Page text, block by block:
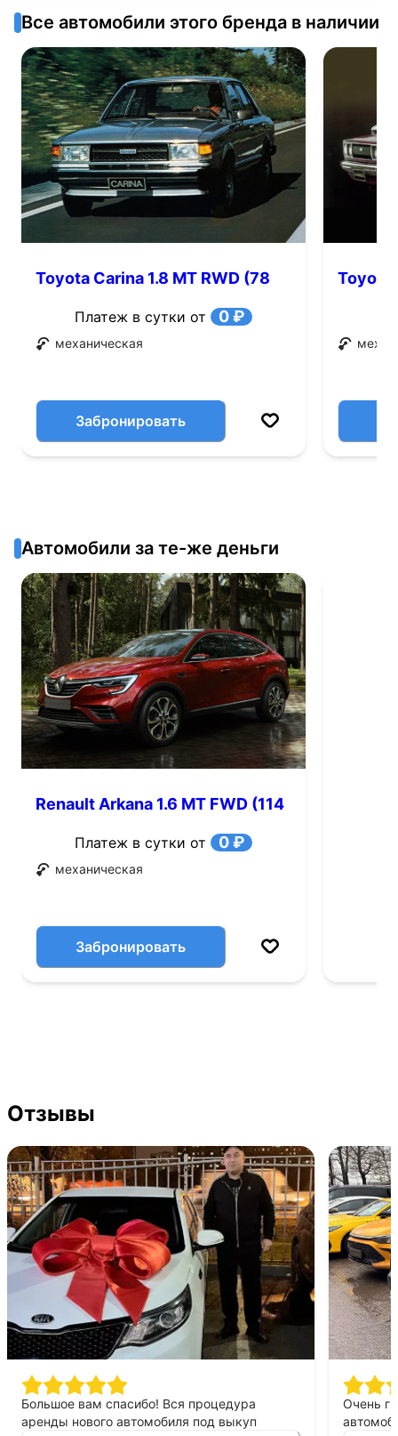
Все автомобили этого бренда в наличии
Toyota Carina 1.8 MT RWD (78
Платеж в сутки от 0 ₽
механическая
Забронировать
Toyota
Автомобили за те-же деньги
Renault Arkana 1.6 MT FWD (114
Платеж в сутки от 0 ₽
механическая
Забронировать
Отзывы
Большое вам спасибо! Вся процедура
аренды нового автомобиля под выкуп
Очень